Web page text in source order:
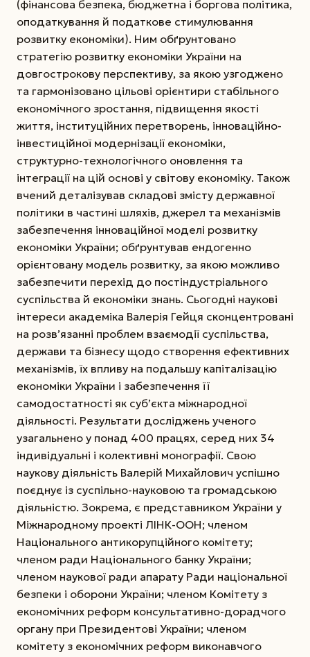
(фінансова безпека, бюджетна і боргова політика,
оподаткування й податкове стимулювання
розвитку економіки). Ним обґрунтовано
стратегію розвитку економіки України на
довгострокову перспективу, за якою узгоджено
та гармонізовано цільові орієнтири стабільного
економічного зростання, підвищення якості
життя, інституційних перетворень, інноваційно-
інвестиційної модернізації економіки,
структурно-технологічного оновлення та
інтеграції на цій основі у світову економіку. Також
вчений деталізував складові змісту державної
політики в частині шляхів, джерел та механізмів
забезпечення інноваційної моделі розвитку
економіки України; обґрунтував ендогенно
орієнтовану модель розвитку, за якою можливо
забезпечити перехід до постіндустріального
суспільства й економіки знань. Сьогодні наукові
інтереси академіка Валерія Гейця сконцентровані
на розв’язанні проблем взаємодії суспільства,
держави та бізнесу щодо створення ефективних
механізмів, їх впливу на подальшу капіталізацію
економіки України і забезпечення її
самодостатності як суб’єкта міжнародної
діяльності. Результати досліджень ученого
узагальнено у понад 400 працях, серед них 34
індивідуальні і колективні монографії. Свою
наукову діяльність Валерій Михайлович успішно
поєднує із суспільно-науковою та громадською
діяльністю. Зокрема, є представником України у
Міжнародному проекті ЛІНК-ООН; членом
Національного антикорупційного комітету;
членом ради Національного банку України;
членом наукової ради апарату Ради національної
безпеки і оборони України; членом Комітету з
економічних реформ консультативно-дорадчого
органу при Президентові України; членом
комітету з економічних реформ виконавчого